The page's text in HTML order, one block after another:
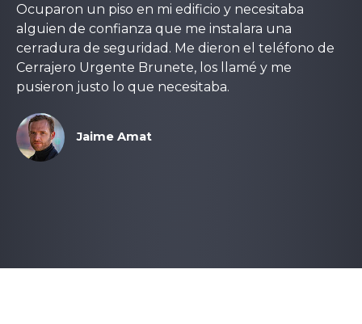
Ocuparon un piso en mi edificio y necesitaba
alguien de confianza que me instalara una
cerradura de seguridad. Me dieron el teléfono de
Cerrajero Urgente Brunete, los llamé y me
pusieron justo lo que necesitaba.
Jaime Amat